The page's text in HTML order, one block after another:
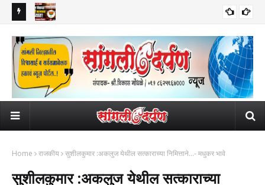
राजकीय
Home राजकीय सुशीलकुमार :अकलुज येथील सत्काराच्या निमित्ताने...- मधुकर भावे
सुशीलकुमार :अकलुज येथील सत्काराच्या